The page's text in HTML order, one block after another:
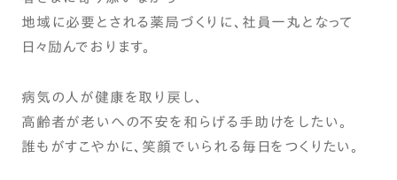
地域に必要とされる薬局づくりに、社員一丸となって
日々励んでおります。
病気の人が健康を取り戻し、
高齢者が老いへの不安を和らげる手助けをしたい。
誰もがすこやかに、笑顔でいられる毎日をつくりたい。